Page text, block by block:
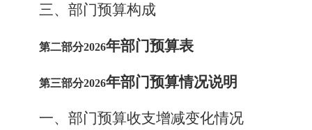
三、部门预算构成
第二部分2026年部门预算表
第三部分2026年部门预算情况说明
一、部门预算收支增减变化情况